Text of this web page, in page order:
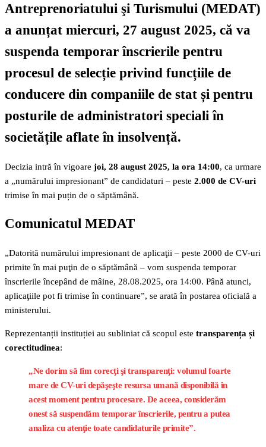
Antreprenoriatului şi Turismului (MEDAT)
a anunțat miercuri, 27 august 2025, că va
suspenda temporar înscrierile pentru
procesul de selecție privind funcțiile de
conducere din companiile de stat și pentru
posturile de administratori speciali în
societățile aflate în insolvență.
Decizia intră în vigoare joi, 28 august 2025, la ora 14:00, ca urmare
a „numărului impresionant” de candidaturi – peste 2.000 de CV-uri
trimise în mai puțin de o săptămână.
Comunicatul MEDAT
„Datorită numărului impresionant de aplicaţii – peste 2000 de CV-uri
primite în mai puţin de o săptămână – vom suspenda temporar
înscrierile începând de mâine, 28.08.2025, ora 14:00. Până atunci,
aplicaţiile pot fi trimise în continuare”, se arată în postarea oficială a
ministerului.
Reprezentanții instituției au subliniat că scopul este transparența și
corectitudinea:
„Ne dorim să fim corecţi şi transparenţi: volumul foarte
mare de CV-uri depăşeşte resursa umană disponibilă în
acest moment pentru procesare. De aceea, considerăm
onest să suspendăm temporar înscrierile, pentru a putea
analiza cu atenţie toate candidaturile primite”.